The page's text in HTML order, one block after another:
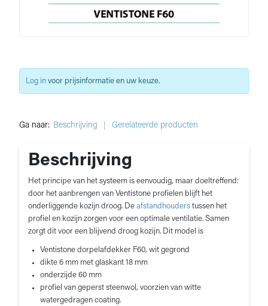
Ga naar: Beschrijving Gerelateerde producten
Beschrijving
Het principe van het systeem is eenvoudig, maar doeltreffend:
door het aanbrengen van Ventistone profielen blijft het
onderliggende kozijn droog. De afstandhouders tussen het
profiel en kozijn zorgen voor een optimale ventilatie. Samen
zorgt dit voor een blijvend droog kozijn. Dit model is
Ventistone dorpelafdekker F60, wit gegrond
dikte 6 mm met glaskant 18 mm
onderzijde 60 mm
profiel van geperst steenwol, voorzien van witte
watergedragen coating.
Log in voor prijsinformatie en uw keuze.